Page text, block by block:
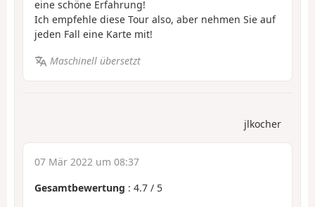
eine schöne Erfahrung!
Ich empfehle diese Tour also, aber nehmen Sie auf
jeden Fall eine Karte mit!
Maschinell übersetzt
jlkocher
07 Mär 2022 um 08:37
Gesamtbewertung : 4.7 / 5